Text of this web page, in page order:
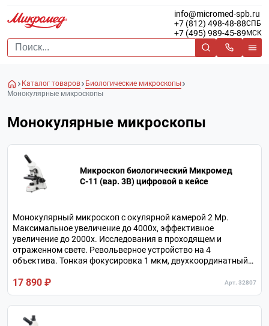
info@micromed-spb.ru
+7 (812) 498-48-88СПБ
+7 (495) 989-45-89 МСК
Каталог товаров
Биологические микроскопы
Монокулярные микроскопы
Монокулярные микроскопы
Микроскоп биологический Микромед
С-11 (вар. 3B) цифровой в кейсе
Монокулярный микроскоп с окулярной камерой 2 Мр.
Максимальное увеличение до 4000х, эффективное
увеличение до 2000х. Исследования в проходящем и
отраженном свете. Револьверное устройство на 4
объектива. Тонкая фокусировка 1 мкм, двухкоординатный
батарей. В комплекте кейс и минилаборатория.
17 890 ₽ Арт. 32807